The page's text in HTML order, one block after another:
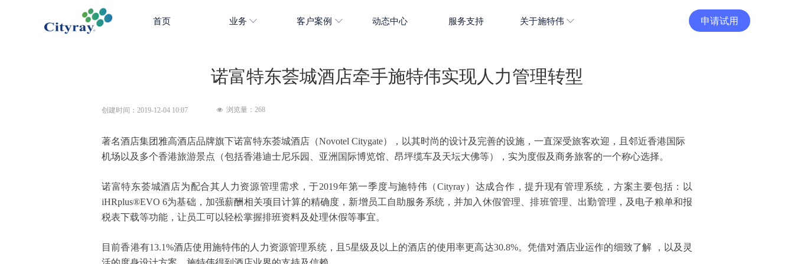
首页 业务 客户案例 动态中心 服务支持 关于施特伟 申请试用
诺富特东荟城酒店牵手施特伟实现人力管理转型
创建时间： 2019-12-04 10:07 넶 浏览量： 268
著名酒店集团雅高酒店品牌旗下诺富特东荟城酒店（Novotel Citygate），以其时尚的设计及完善的设施，一直深受旅客欢迎，且邻近香港国际
机场以及多个香港旅游景点（包括香港迪士尼乐园、亚洲国际博览馆、昂坪缆车及天坛大佛等），实为度假及商务旅客的一个称心选择。
诺富特东荟城酒店为配合其人力资源管理需求，于2019年第一季度与施特伟（Cityray）达成合作，提升现有管理系统，方案主要包括：以
iHRplus®EVO 6为基础，加强薪酬相关项目计算的精确度，新增员工自助服务系统，并加入休假管理、排班管理、出勤管理，及电子粮单和报
税表下载等功能，让员工可以轻松掌握排班资料及处理休假等事宜。
目前香港有13.1%酒店使用施特伟的人力资源管理系统，且5星级及以上的酒店的使用率更高达30.8%。凭借对酒店业运作的细致了解 ，以及灵